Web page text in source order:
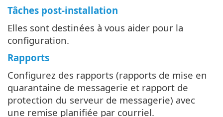
Tâches post-installation
Elles sont destinées à vous aider pour la
configuration.
Rapports
Configurez des rapports (rapports de mise en
quarantaine de messagerie et rapport de
protection du serveur de messagerie) avec
une remise planifiée par courriel.